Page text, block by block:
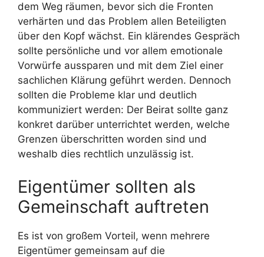
dem Weg räumen, bevor sich die Fronten
verhärten und das Problem allen Beteiligten
über den Kopf wächst. Ein klärendes Gespräch
sollte persönliche und vor allem emotionale
Vorwürfe aussparen und mit dem Ziel einer
sachlichen Klärung geführt werden. Dennoch
sollten die Probleme klar und deutlich
kommuniziert werden: Der Beirat sollte ganz
konkret darüber unterrichtet werden, welche
Grenzen überschritten worden sind und
weshalb dies rechtlich unzulässig ist.
Eigentümer sollten als
Gemeinschaft auftreten
Es ist von großem Vorteil, wenn mehrere
Eigentümer gemeinsam auf die